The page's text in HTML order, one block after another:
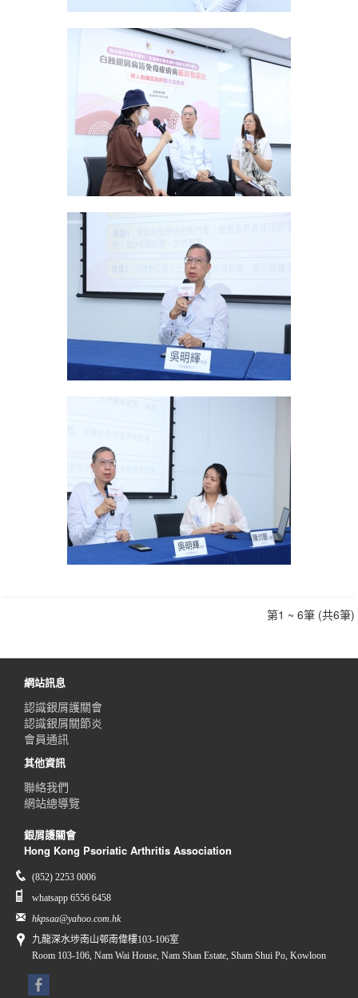
第1 ~ 6筆 (共6筆)
網站訊息
認識銀屑護關會
認識銀屑關節炎
會員通訊
其他資訊
聯絡我們
網站總導覽
銀屑護關會
Hong Kong Psoriatic Arthritis Association
(852) 2253 0006
whatsapp 6556 6458
hkpsaa@yahoo.com.hk
九龍深水埗南山邨南偉樓103-106室
Room 103-106, Nam Wai House, Nam Shan Estate, Sham Shui Po, Kowloon